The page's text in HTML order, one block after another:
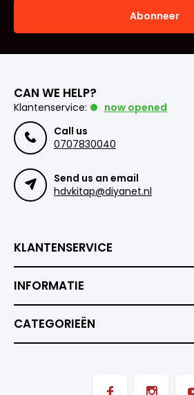
Abonneer
CAN WE HELP?
Klantenservice:
now opened
Call us
0707830040
Send us an email
hdvkitap@diyanet.nl
KLANTENSERVICE
INFORMATIE
CATEGORIEËN